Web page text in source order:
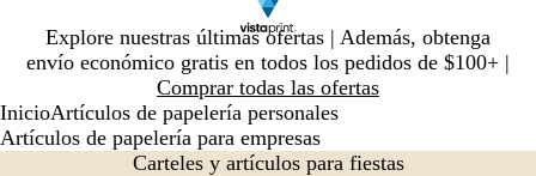
Explore nuestras últimas ofertas | Además, obtenga
envío económico gratis en todos los pedidos de $100+ |
Comprar todas las ofertas
Diapositiva
1
InicioArtículos de papelería personales
Artículos de papelería para empresas
Carteles y artículos para fiestas